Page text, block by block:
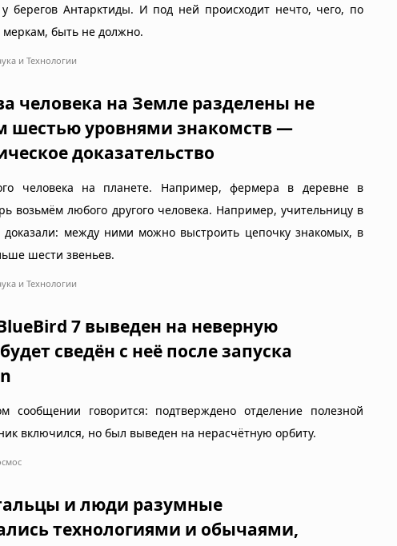
у берегов Антарктиды. И под ней происходит нечто, чего, по
меркам, быть не должно.
и Технологии
человека на Земле разделены не
шестью уровнями знакомств —
доказательство
человека на планете. Например, фермера в деревне в
возьмём любого другого человека. Например, учительницу в
доказали: между ними можно выстроить цепочку знакомых, в
шести звеньев.
и Технологии
7 выведен на неверную
сведён с неё после запуска
сообщении говорится: подтверждено отделение полезной
включился, но был выведен на нерасчётную орбиту.
и люди разумные
технологиями и обычаями,